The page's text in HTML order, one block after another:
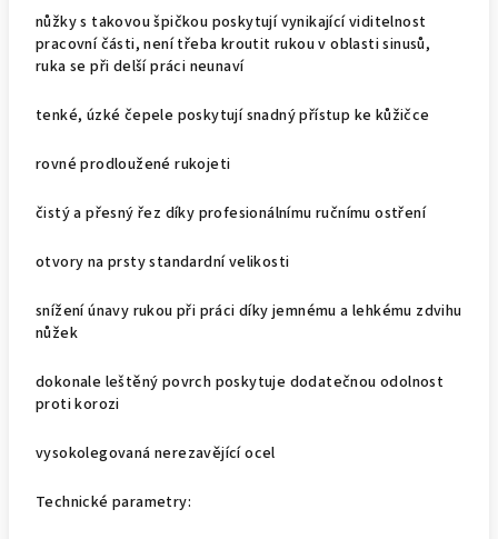
nůžky s takovou špičkou poskytují vynikající viditelnost
pracovní části, není třeba kroutit rukou v oblasti sinusů,
ruka se při delší práci neunaví
tenké, úzké čepele poskytují snadný přístup ke kůžičce
rovné prodloužené rukojeti
čistý a přesný řez díky profesionálnímu ručnímu ostření
otvory na prsty standardní velikosti
snížení únavy rukou při práci díky jemnému a lehkému zdvihu
nůžek
dokonale leštěný povrch poskytuje dodatečnou odolnost
proti korozi
vysokolegovaná nerezavějící ocel
Technické parametry: